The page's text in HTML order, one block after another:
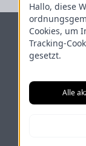
Hallo, diese
Cookies, um
Tracking-
gesetzt.
Alle